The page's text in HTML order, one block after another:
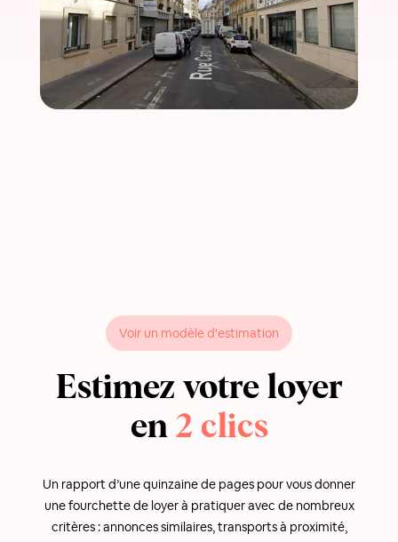
Voir un modèle d'estimation
Estimez votre loyer
en 2 clics
Un rapport d’une quinzaine de pages pour vous donner
une fourchette de loyer à pratiquer avec de nombreux
critères : annonces similaires, transports à proximité,